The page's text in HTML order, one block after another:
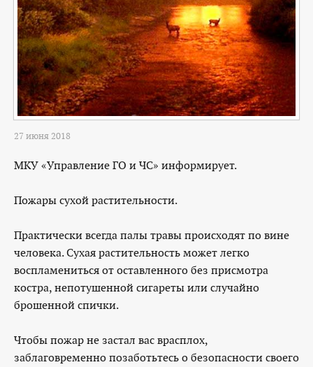
27 июня 2018
МКУ «Управление ГО и ЧС» информирует.
Пожары сухой растительности.
Практически всегда палы травы происходят по вине
человека. Сухая растительность может легко
воспламениться от оставленного без присмотра
костра, непотушенной сигареты или случайно
брошенной спички.
Чтобы пожар не застал вас врасплох,
заблаговременно позаботьтесь о безопасности своего